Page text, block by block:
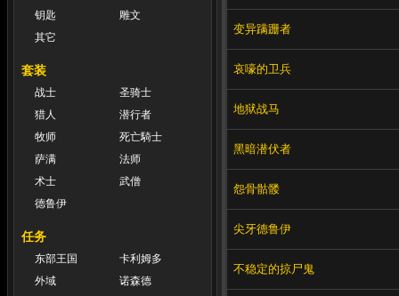
钥匙
雕文
其它
套装
战士
圣骑士
猎人
潜行者
牧师
死亡騎士
萨满
法师
术士
武僧
德鲁伊
任务
东部王国
卡利姆多
外域
诺森德
变异蹒跚者
哀嚎的卫兵
地狱战马
黑暗潜伏者
怨骨骷髅
尖牙德鲁伊
不稳定的掠尸鬼